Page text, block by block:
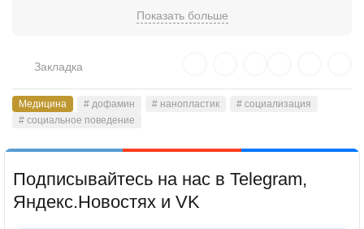
Показать больше
Закладка
Медицина # дофамин # нанопластик
# социализация
# социальное поведение
Подписывайтесь на нас в Telegram,
Яндекс.Новостях и VK